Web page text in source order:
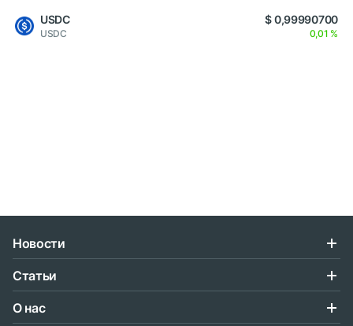
USDC
USDC
$ 0,99990700
0,01 %
Новости
Статьи
О нас